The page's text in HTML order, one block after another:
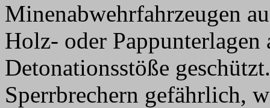
Minenabwehrfahrzeugen
Holz- oder Pappunterlagen
Detonationsstöße
Sperrbrechern gefährlich,